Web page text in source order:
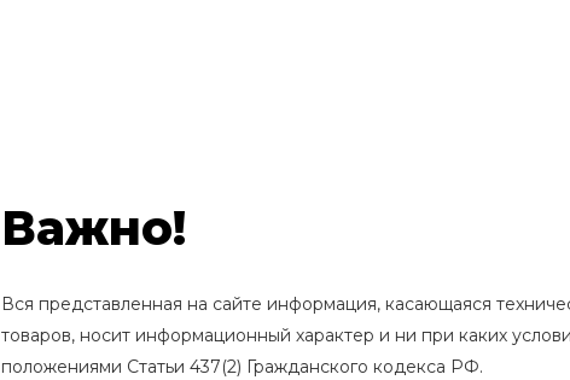
Важно!
Вся представленная на сайте информация, касающаяся
товаров, носит информационный характер и ни при каких
положениями Статьи 437(2) Гражданского кодекса РФ.